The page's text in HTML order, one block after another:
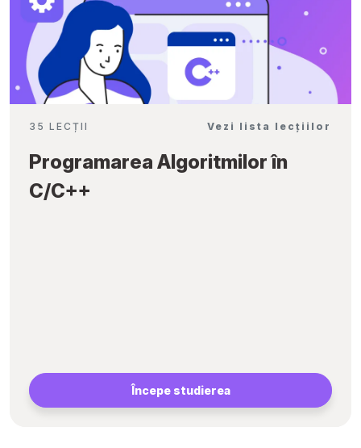
35 LECȚII Vezi lista lecțiilor
Programarea Algoritmilor în
C/C++
Începe studierea